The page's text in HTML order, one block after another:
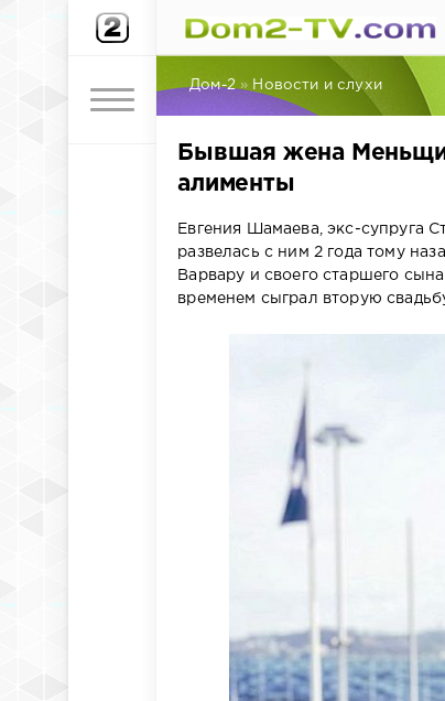
Дом-2 » Новости и слухи
Бывшая жена
алименты
Евгения Шамаева, экс-супруга
развелась с ним 2 года тому
Варвару и своего старшего
временем сыграл вторую